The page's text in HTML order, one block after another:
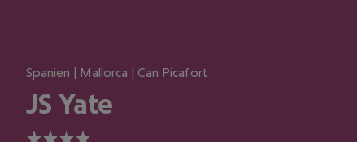
Spanien | Mallorca | Can Picafort
JS Yate